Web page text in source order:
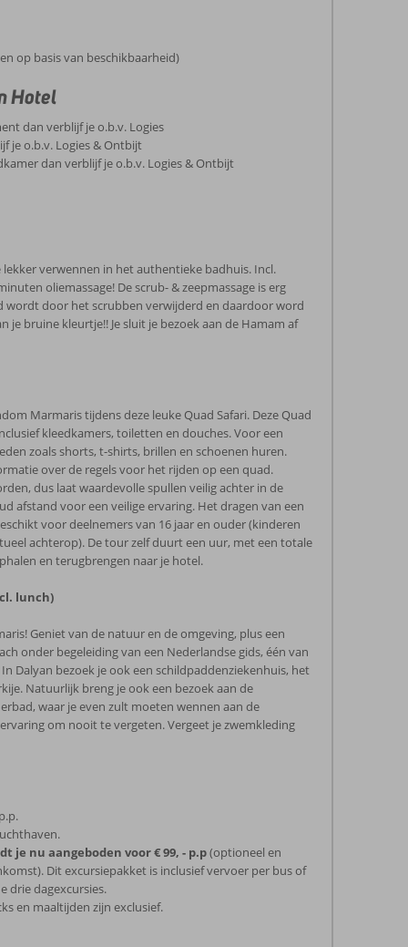
op basis van beschikbaarheid)
Hotel
dan verblijf je o.b.v. Logies
je o.b.v. Logies & Ontbijt
dan verblijf je o.b.v. Logies & Ontbijt
lekker verwennen in het authentieke badhuis. Incl.
oliemassage! De scrub- & zeepmassage is erg
wordt door het scrubben verwijderd en daardoor word
je bruine kleurtje!! Je sluit je bezoek aan de Hamam af
Marmaris tijdens deze leuke Quad Safari. Deze Quad
kleedkamers, toiletten en douches. Voor een
zoals shorts, t-shirts, brillen en schoenen huren.
over de regels voor het rijden op een quad.
dus laat waardevolle spullen veilig achter in de
afstand voor een veilige ervaring. Het dragen van een
voor deelnemers van 16 jaar en ouder (kinderen
achterop). De tour zelf duurt een uur, met een totale
en terugbrengen naar je hotel.
lunch)
Geniet van de natuur en de omgeving, plus een
onder begeleiding van een Nederlandse gids, één van
Dalyan bezoek je ook een schildpaddenziekenhuis, het
Natuurlijk breng je ook een bezoek aan de
waar je even zult moeten wennen aan de
om nooit te vergeten. Vergeet je zwemkleding
je nu aangeboden voor € 99, - p.p(optioneel en
Dit excursiepakket is inclusief vervoer per bus of
drie dagexcursies.
en maaltijden zijn exclusief.